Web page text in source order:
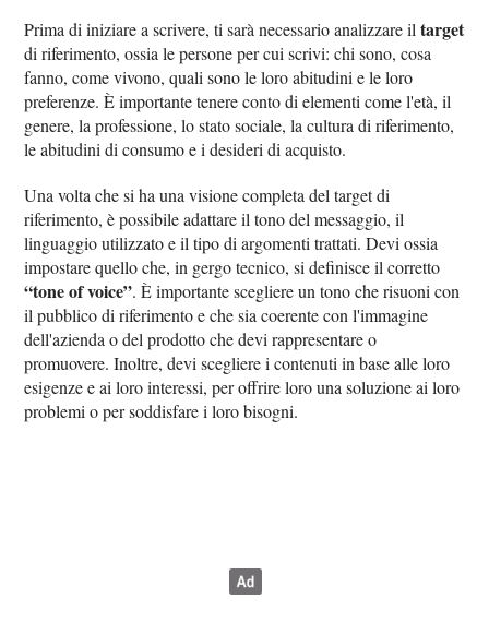
Prima di iniziare a scrivere, ti sarà necessario analizzare iltarget
di riferimento, ossia le persone per cui scrivi: chi sono, cosa
fanno, come vivono, quali sono le loro abitudini e le loro
preferenze. È importante tenere conto di elementi come l'età, il
genere, la professione, lo stato sociale, la cultura di riferimento,
le abitudini di consumo e i desideri di acquisto.
Una volta che si ha una visione completa del target di
riferimento, è possibile adattare il tono del messaggio, il
linguaggio utilizzato e il tipo di argomenti trattati. Devi ossia
impostare quello che, in gergo tecnico, si definisce il corretto
“tone of voice”. È importante scegliere un tono che risuoni con
il pubblico di riferimento e che sia coerente con l'immagine
dell'azienda o del prodotto che devi rappresentare o
promuovere. Inoltre, devi scegliere i contenuti in base alle loro
esigenze e ai loro interessi, per offrire loro una soluzione ai loro
problemi o per soddisfare i loro bisogni.